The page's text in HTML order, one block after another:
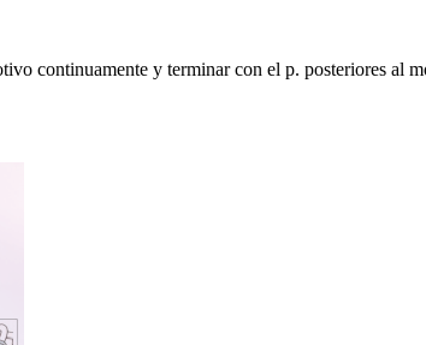
continuamente y terminar con el p. posteriores al